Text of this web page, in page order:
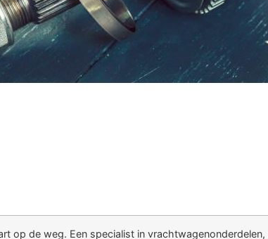
op de weg. Een specialist in vrachtwagenonderdelen,